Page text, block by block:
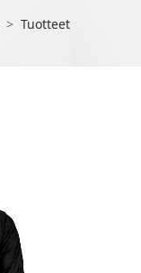
Tuotteet